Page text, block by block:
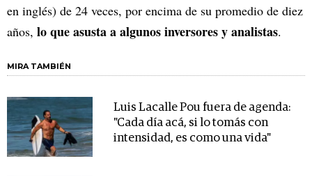
en inglés) de 24 veces, por encima de su promedio de diez
años, lo que asusta a algunos inversores y analistas.
MIRA TAMBIÉN
Luis Lacalle Pou fuera de agenda:
"Cada día acá, si lo tomás con
intensidad, es como una vida"